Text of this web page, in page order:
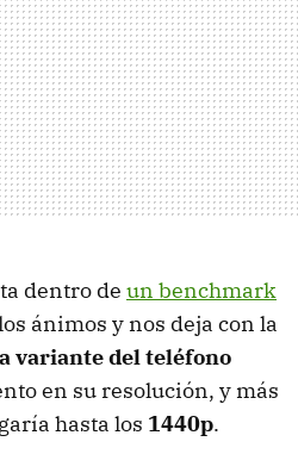
dentro de un benchmark
ánimos y nos deja con la
variante del teléfono
en su resolución, y más
hasta los 1440p.